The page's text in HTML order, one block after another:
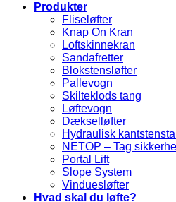
Produkter
Fliseløfter
Knap On Kran
Loftskinnekran
Sandafretter
Blokstensløfter
Pallevogn
Skilteklods tang
Løftevogn
Dækselløfter
Hydraulisk
NETOP – Tag
Portal Lift
Slope System
Vinduesløfter
Hvad skal du løfte?